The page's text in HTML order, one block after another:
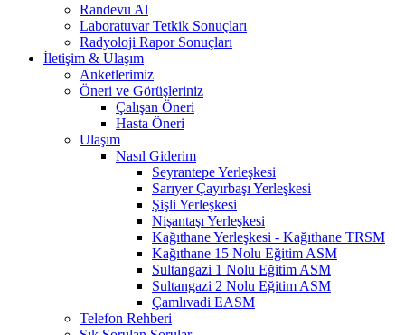
Randevu Al
Laboratuvar Tetkik Sonuçları
Radyoloji Rapor Sonuçları
İletişim & Ulaşım
Anketlerimiz
Öneri ve Görüşleriniz
Çalışan Öneri
Hasta Öneri
Ulaşım
Nasıl Giderim
Seyrantepe Yerleşkesi
Sarıyer Çayırbaşı Yerleşkesi
Şişli Yerleşkesi
Nişantaşı Yerleşkesi
Kağıthane Yerleşkesi - Kağıthane TRSM
Kağıthane 15 Nolu Eğitim ASM
Sultangazi 1 Nolu Eğitim ASM
Sultangazi 2 Nolu Eğitim ASM
Çamlıvadi EASM
Telefon Rehberi